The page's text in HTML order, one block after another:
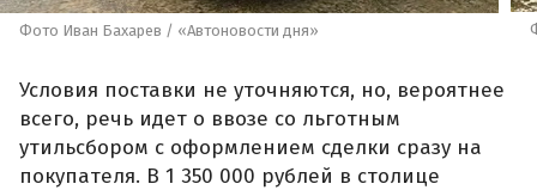
Фото Иван Бахарев / «Автоновости дня»
Условия поставки не уточняются, но, вероятнее
всего, речь идет о ввозе со льготным
утильсбором с оформлением сделки сразу на
покупателя. В 1 350 000 рублей в столице